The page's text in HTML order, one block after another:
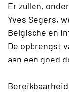
Er zullen,
Yves Segers,
Belgische en
De opbrengst
aan een goed